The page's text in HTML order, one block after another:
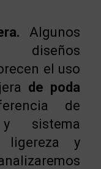
Algunos
diseños
el uso
de poda
de
sistema
y